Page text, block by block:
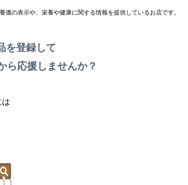
の表示や、栄養や健康に関する情報を提供しているお店です。
を登録して
ら応援しませんか？